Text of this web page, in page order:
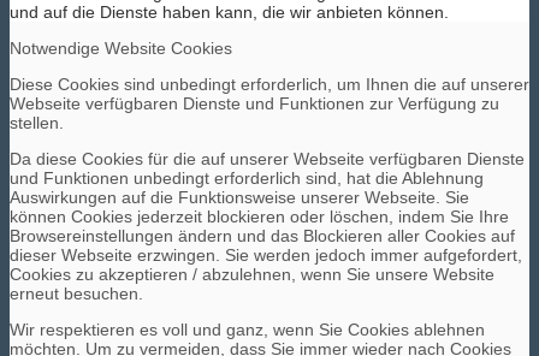
und auf die Dienste haben kann, die wir anbieten können.
Notwendige Website Cookies
Diese Cookies sind unbedingt erforderlich, um Ihnen die auf unserer
Webseite verfügbaren Dienste und Funktionen zur Verfügung zu
stellen.
Da diese Cookies für die auf unserer Webseite verfügbaren Dienste
und Funktionen unbedingt erforderlich sind, hat die Ablehnung
Auswirkungen auf die Funktionsweise unserer Webseite. Sie
können Cookies jederzeit blockieren oder löschen, indem Sie Ihre
Browsereinstellungen ändern und das Blockieren aller Cookies auf
dieser Webseite erzwingen. Sie werden jedoch immer aufgefordert,
Cookies zu akzeptieren / abzulehnen, wenn Sie unsere Website
erneut besuchen.
Wir respektieren es voll und ganz, wenn Sie Cookies ablehnen
möchten. Um zu vermeiden, dass Sie immer wieder nach Cookies